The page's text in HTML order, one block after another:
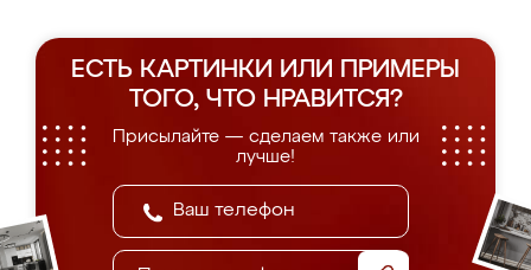
ЕСТЬ КАРТИНКИ ИЛИ ПРИМЕРЫ
ТОГО, ЧТО НРАВИТСЯ?
Присылайте — сделаем также или
лучше!